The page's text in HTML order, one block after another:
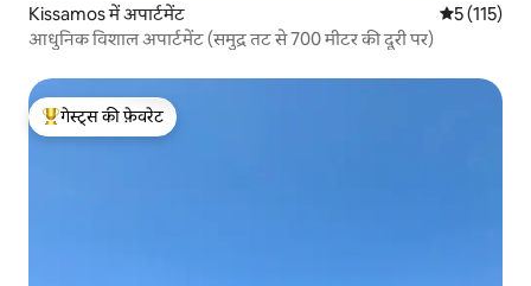
Kissamos में अपार्टमेंट औसत रेटिंग 5
5 (115)
आधुनिक विशाल अपार्टमेंट (समुद्र तट से 700 मीटर की दूरी पर)
गेस्ट्स का टॉप फ़ेवरेट
गेस्ट्स की फ़ेवरेट